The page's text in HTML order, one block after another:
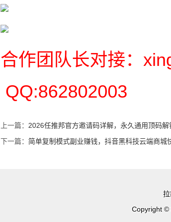
合作团队长对接：
QQ:862802003
上一篇： 2026任推邦官方邀请码详解，永久通用顶码解
下一篇： 简单复制模式副业赚钱，抖音黑科技云端商城
Copyright ©